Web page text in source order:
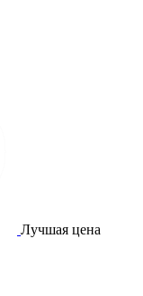
Лучшая цена